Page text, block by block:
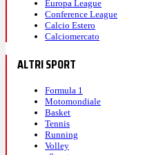
Europa League
Conference League
Calcio Estero
Calciomercato
ALTRI SPORT
Formula 1
Motomondiale
Basket
Tennis
Running
Volley